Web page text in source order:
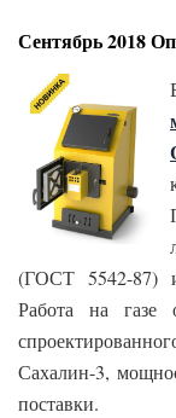
Сентябрь 2018
(ГОСТ 5542-87)
Работа на газе
Сахалин-3,
поставки.